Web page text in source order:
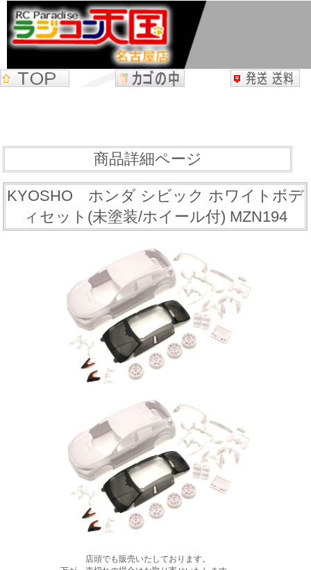
商品詳細ページ
KYOSHO ホンダ シビック ホワイトボデ
ィセット(未塗装/ホイール付) MZN194
店頭でも販売いたしております。